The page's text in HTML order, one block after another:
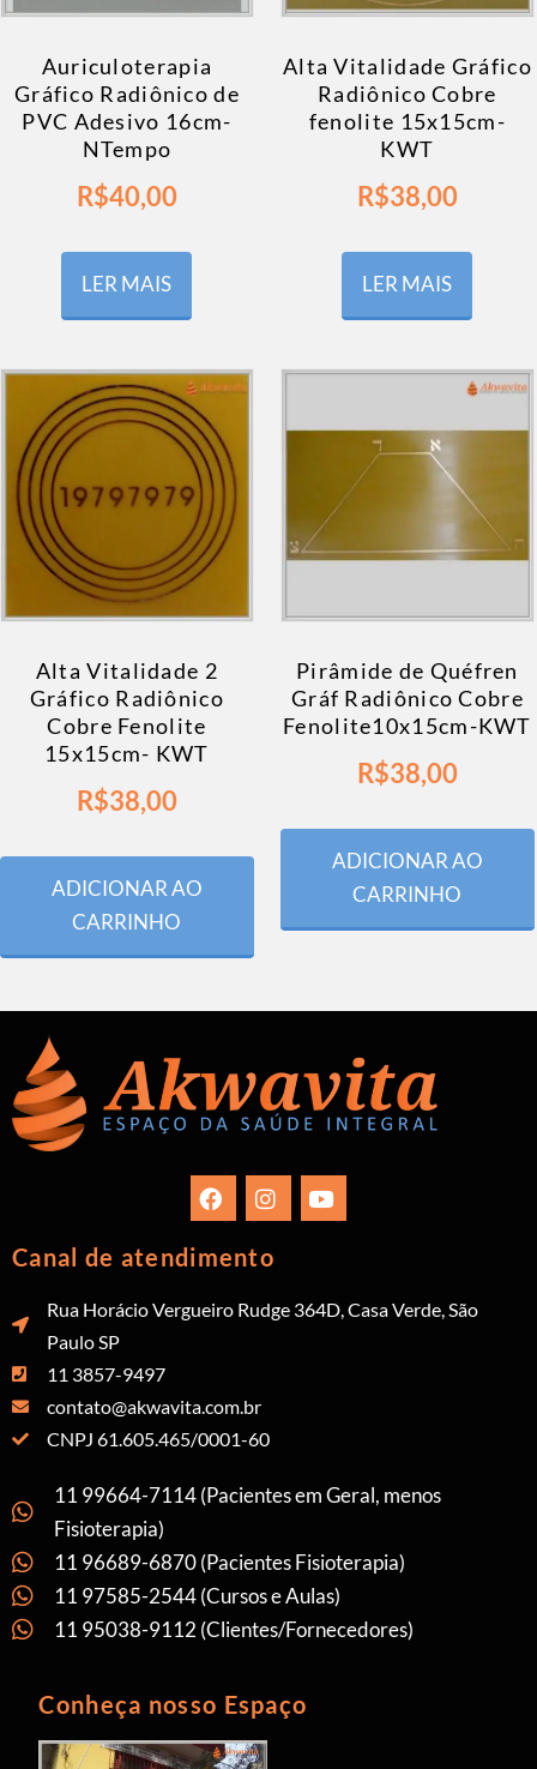
Auriculoterapia
Gráfico Radiônico de
PVC Adesivo 16cm-
NTempo
R$40,00
LER MAIS
Alta Vitalidade Gráfico
Radiônico Cobre
fenolite 15x15cm-
KWT
R$38,00
LER MAIS
Alta Vitalidade 2
Gráfico Radiônico
Cobre Fenolite
15x15cm- KWT
R$38,00
ADICIONAR AO
CARRINHO
Pirâmide de Quéfren
Gráf Radiônico Cobre
Fenolite10x15cm-KWT
R$38,00
ADICIONAR AO
CARRINHO
Canal de atendimento
Rua Horácio Vergueiro Rudge 364D, Casa Verde, São
Paulo SP
11 3857-9497
contato@akwavita.com.br
CNPJ 61.605.465/0001-60
11 99664-7114 (Pacientes em Geral, menos
Fisioterapia)
11 96689-6870 (Pacientes Fisioterapia)
11 97585-2544 (Cursos e Aulas)
11 95038-9112 (Clientes/Fornecedores)
Conheça nosso Espaço